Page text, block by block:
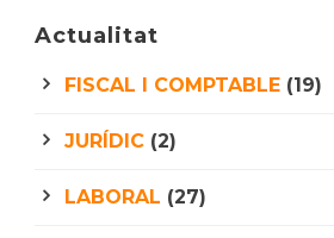
Actualitat
FISCAL I COMPTABLE (19)
JURÍDIC (2)
LABORAL (27)